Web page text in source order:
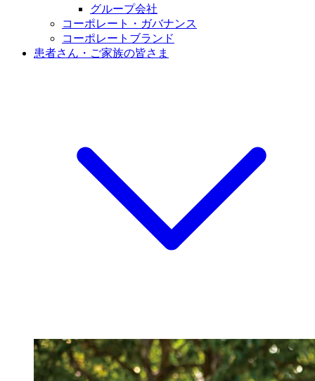
グループ会社
コーポレート・ガバナンス
コーポレートブランド
患者さん・ご家族の皆さま